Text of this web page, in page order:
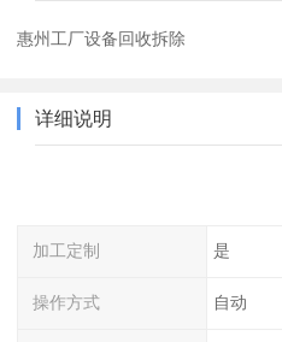
惠州工厂设备回收拆除
详细说明
加工定制 是
操作方式 自动